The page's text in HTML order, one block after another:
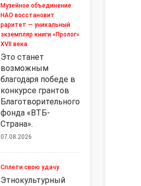
Музейное объединение
НАО восстановит
раритет — уникальный
экземпляр книги «Пролог»
XVII века
Это станет
возможным
благодаря победе в
конкурсе грантов
Благотворительного
фонда «ВТБ-
Страна».
07.08.2026
Сплети свою удачу
Этнокультурный